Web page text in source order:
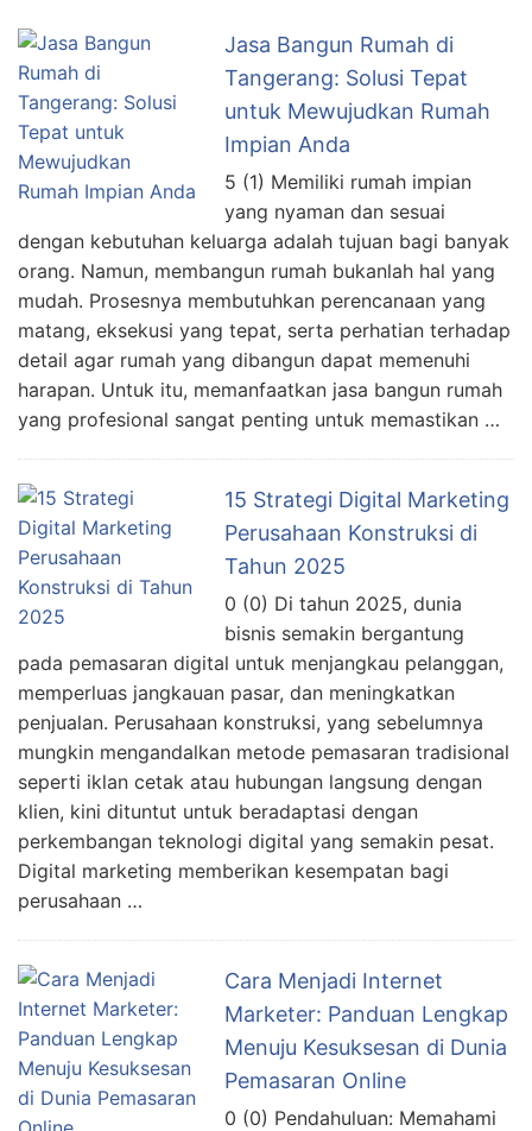
Jasa Bangun Rumah di
Tangerang: Solusi Tepat
untuk Mewujudkan Rumah
Impian Anda
5 (1) Memiliki rumah impian
yang nyaman dan sesuai
dengan kebutuhan keluarga adalah tujuan bagi banyak
orang. Namun, membangun rumah bukanlah hal yang
mudah. Prosesnya membutuhkan perencanaan yang
matang, eksekusi yang tepat, serta perhatian terhadap
detail agar rumah yang dibangun dapat memenuhi
harapan. Untuk itu, memanfaatkan jasa bangun rumah
yang profesional sangat penting untuk memastikan …
15 Strategi Digital Marketing
Perusahaan Konstruksi di
Tahun 2025
0 (0) Di tahun 2025, dunia
bisnis semakin bergantung
pada pemasaran digital untuk menjangkau pelanggan,
memperluas jangkauan pasar, dan meningkatkan
penjualan. Perusahaan konstruksi, yang sebelumnya
mungkin mengandalkan metode pemasaran tradisional
seperti iklan cetak atau hubungan langsung dengan
klien, kini dituntut untuk beradaptasi dengan
perkembangan teknologi digital yang semakin pesat.
Digital marketing memberikan kesempatan bagi
perusahaan …
Cara Menjadi Internet
Marketer: Panduan Lengkap
Menuju Kesuksesan di Dunia
Pemasaran Online
0 (0) Pendahuluan: Memahami